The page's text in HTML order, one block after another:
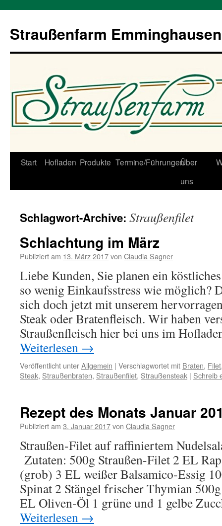
Straußenfarm Emminghausen
Zum
Start Hofladen Produkte Termine/FührungenÜber
uns
Schlagwort-Archive: Straußenfilet
Schlachtung im März
Publiziert am 13. März 2017von Claudia Sagner
Liebe Kunden, Sie planen ein
so wenig Einkaufsstress wie möglich?
sich doch jetzt mit unserem
Steak oder Bratenfleisch. Wir haben
Straußenfleisch hier bei uns im
Weiterlesen →
Veröffentlicht unterAllgemein | Verschlagwortet mit Braten, Filet
Steak, Straußenbraten, Straußenfilet, Straußensteak | Schreib
Rezept des Monats Januar
Publiziert am 3. Januar 2017von Claudia Sagner
Straußen-Filet auf raffiniertem
Zutaten: 500g Straußen-Filet 2 EL
(grob) 3 EL weißer Balsamico-Essig
Spinat 2 Stängel frischer Thymian
EL Oliven-Öl 1 grüne und 1 gelbe
Weiterlesen →